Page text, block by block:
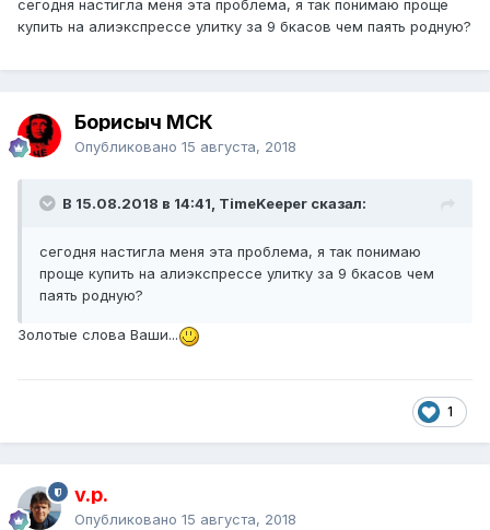
сегодня настигла меня эта проблема, я так понимаю проще
купить на алиэкспрессе улитку за 9 бкасов чем паять родную?
Борисыч МСК
Опубликовано 15 августа, 2018
В 15.08.2018 в 14:41, TimeKeeper сказал:
сегодня настигла меня эта проблема, я так понимаю
проще купить на алиэкспрессе улитку за 9 бкасов чем
паять родную?
Золотые слова Ваши...
1
v.p.
Опубликовано 15 августа, 2018